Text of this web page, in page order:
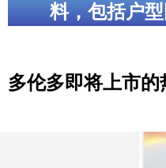
料，包括户
多伦多即将上市的